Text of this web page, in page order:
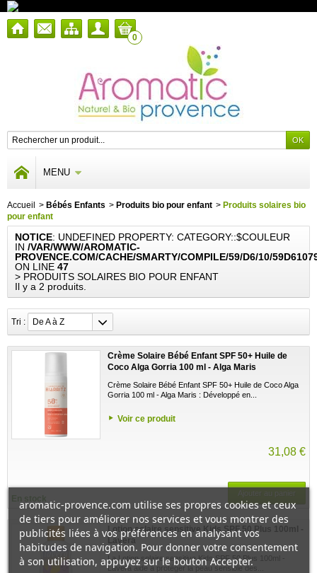
0
MENU
Accueil > Bébés Enfants > Produits bio pour enfant > Produits solaires bio
pour enfant
NOTICE: UNDEFINED PROPERTY: CATEGORY::$COULEUR
IN /VAR/WWW/AROMATIC-
PROVENCE.COM/CACHE/SMARTY/COMPILE/59/D6/10/
ON LINE 47
> PRODUITS SOLAIRES BIO POUR ENFANT
Il y a 2 produits.
Tri : De A à Z
Crème Solaire Bébé Enfant SPF 50+ Huile de
Coco Alga Gorria 100 ml - Alga Maris
Crème Solaire Bébé Enfant SPF 50+ Huile de Coco Alga
Gorria 100 ml - Alga Maris : Développé en...
Voir ce produit
31,08 €
Ajouter au panier
Lotion solaire sensitive Kids SPF 50 Plus 100ml -
Lavera
La Lotion solaire sensitive Kids SPF 50 Plus 100ml -
Lavera aide à protéger la peau sensible des...
aromatic-provence.com utilise ses propres cookies et ceux
de tiers pour améliorer nos services et vous montrer des
publicités liées à vos préférences en analysant vos
habitudes de navigation. Pour donner votre consentement
à son utilisation, appuyez sur le bouton Accepter.